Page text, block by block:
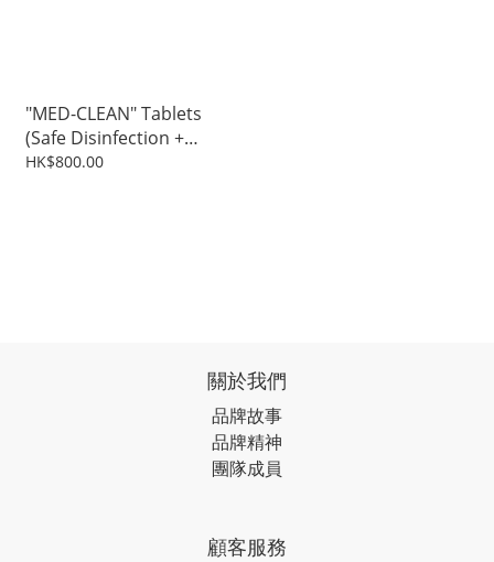
"MED-CLEAN" Tablets
(Safe Disinfection +
Cleaning = One Simple
HK$800.00
關於我們
品牌故事
品牌精神
團隊成員
顧客服務